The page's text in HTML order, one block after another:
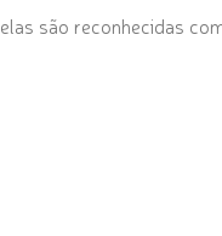
, elas são reconhecidas